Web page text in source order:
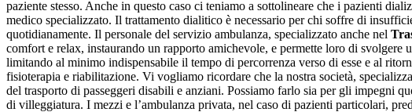
paziente stesso. Anche in questo caso ci teniamo a sottolineare che i pazienti
medico specializzato. Il trattamento dialitico è necessario per chi soffre di
quotidianamente. Il personale del servizio ambulanza, specializzato anche nel
comfort e relax, instaurando un rapporto amichevole, e permette loro di
limitando al minimo indispensabile il tempo di percorrenza verso di esse e al
fisioterapia e riabilitazione. Vi vogliamo ricordare che la nostra società,
del trasporto di passeggeri disabili e anziani. Possiamo farlo sia per gli impegni
di villeggiatura. I mezzi e l’ambulanza privata, nel caso di pazienti particolari,